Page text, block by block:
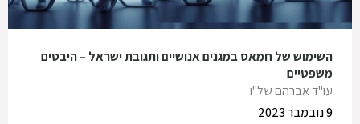
השימוש של חמאס במגנים אנושיים ותגובת ישראל – היבטים
משפטיים
עו"ד אברהם של"ו
9 נובמבר 2023